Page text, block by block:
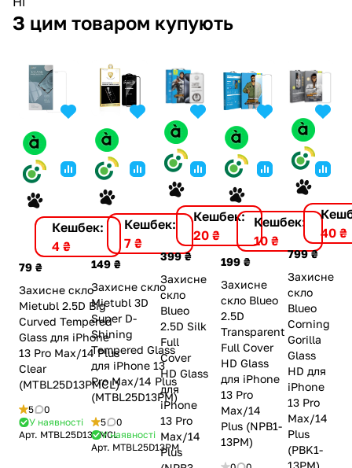
З цим товаром купують
Кешбек:
4 ₴
79 ₴
Захисне скло
Mietubl 2.5D Big
Curved Tempered
Glass для iPhone
13 Pro Max/14 Plus
Clear
(MTBL25D13PMCL)
5
0
У наявності
Арт. MTBL25D13PMCL
Кешбек:
7 ₴
149 ₴
Захисне скло
Mietubl 3D
Super D-
Shining
Tempered Glass
для iPhone 13
Pro Max/14 Plus
(MTBL25D13PM)
5
0
У наявності
Арт. MTBL25D13PM
Кешбек:
20 ₴
399 ₴
Захисне
скло
Blueo
2.5D Silk
Full
Cover
HD Glass
для
iPhone
13 Pro
Max/14
Plus
Кешбек:
10 ₴
199 ₴
Захисне
скло Blueo
2.5D
Transparent
Full Cover
HD Glass
для iPhone
13 Pro
Max/14
Plus (NPB1-
13PM)
40 ₴
799 ₴
Захисне
скло
Blueo
Corning
Gorilla
Glass
HD для
iPhone
13 Pro
Max/14
Plus
(PBK1-
13PM)